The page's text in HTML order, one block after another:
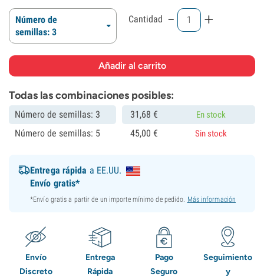
Número de
semillas: 3
Cantidad - +
Todas las combinaciones posibles:
Número de semillas: 3 31,68 € En stock
Número de semillas: 5 45,00 € Sin stock
Entrega rápida a EE.UU.
Envío gratis*
*Envío gratis a partir de un importe mínimo de pedido. Más información
Envío
Discreto
Entrega
Rápida
Pago
Seguro
Seguimiento
y